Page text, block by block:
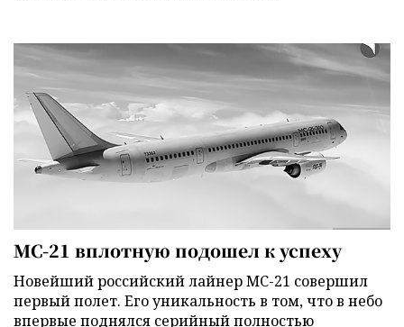
МС-21 вплотную подошел к успеху
Новейший российский лайнер МС-21 совершил
первый полет. Его уникальность в том, что в небо
впервые поднялся серийный полностью